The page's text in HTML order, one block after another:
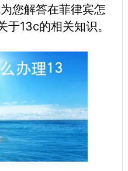
您解答在菲律宾怎
13c的相关知识。